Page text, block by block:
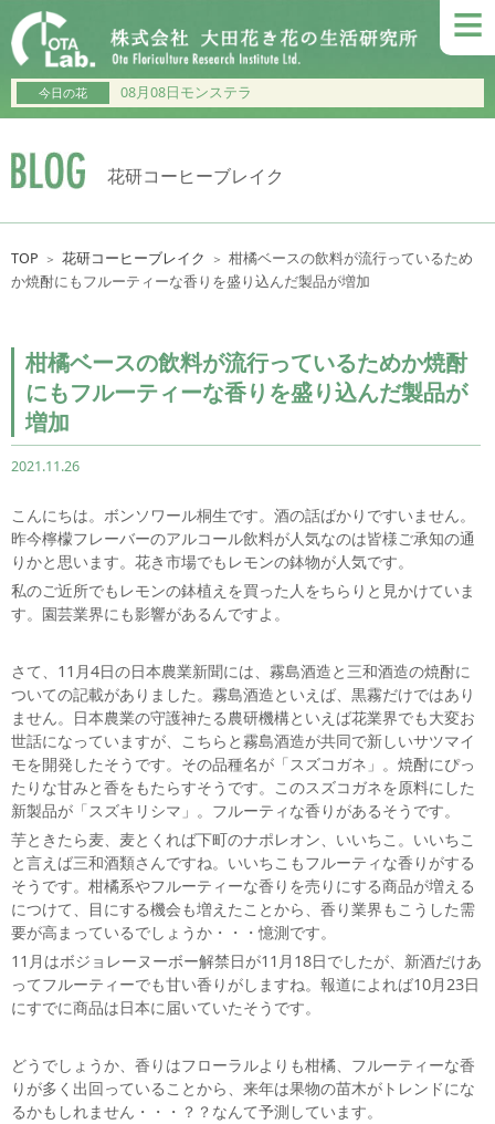
≡
今日の花 08月08日モンステラ
花研コーヒーブレイク
TOP ＞ 花研コーヒーブレイク ＞ 柑橘ベースの飲料が流行っているため
か焼酎にもフルーティーな香りを盛り込んだ製品が増加
柑橘ベースの飲料が流行っているためか焼酎
にもフルーティーな香りを盛り込んだ製品が
増加
2021.11.26
こんにちは。ボンソワール桐生です。酒の話ばかりですいません。
昨今檸檬フレーバーのアルコール飲料が人気なのは皆様ご承知の通
りかと思います。花き市場でもレモンの鉢物が人気です。
私のご近所でもレモンの鉢植えを買った人をちらりと見かけていま
す。園芸業界にも影響があるんですよ。
さて、11月4日の日本農業新聞には、霧島酒造と三和酒造の焼酎に
ついての記載がありました。霧島酒造といえば、黒霧だけではあり
ません。日本農業の守護神たる農研機構といえば花業界でも大変お
世話になっていますが、こちらと霧島酒造が共同で新しいサツマイ
モを開発したそうです。その品種名が「スズコガネ」。焼酎にぴっ
たりな甘みと香をもたらすそうです。このスズコガネを原料にした
新製品が「スズキリシマ」。フルーティな香りがあるそうです。
芋ときたら麦、麦とくれば下町のナポレオン、いいちこ。いいちこ
と言えば三和酒類さんですね。いいちこもフルーティな香りがする
そうです。柑橘系やフルーティーな香りを売りにする商品が増える
につけて、目にする機会も増えたことから、香り業界もこうした需
要が高まっているでしょうか・・・憶測です。
11月はボジョレーヌーボー解禁日が11月18日でしたが、新酒だけあ
ってフルーティーでも甘い香りがしますね。報道によれば10月23日
にすでに商品は日本に届いていたそうです。
どうでしょうか、香りはフローラルよりも柑橘、フルーティーな香
りが多く出回っていることから、来年は果物の苗木がトレンドにな
るかもしれません・・・？？なんて予測しています。